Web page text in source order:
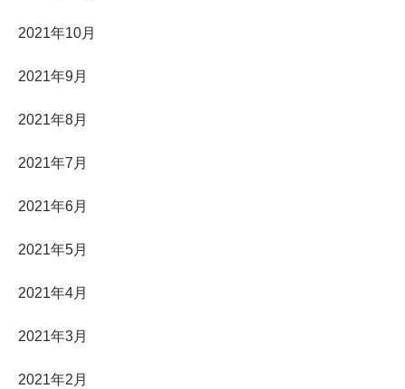
2021年10月
2021年9月
2021年8月
2021年7月
2021年6月
2021年5月
2021年4月
2021年3月
2021年2月